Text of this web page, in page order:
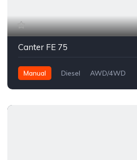
Canter FE 75
Manual Diesel AWD/4WD